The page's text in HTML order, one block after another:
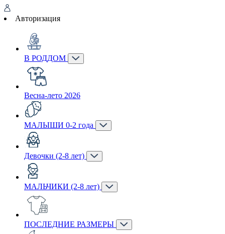
Авторизация
В РОДДОМ
Весна-лето 2026
МАЛЫШИ 0-2 года
Девочки (2-8 лет)
МАЛЬЧИКИ (2-8 лет)
ПОСЛЕДНИЕ РАЗМЕРЫ